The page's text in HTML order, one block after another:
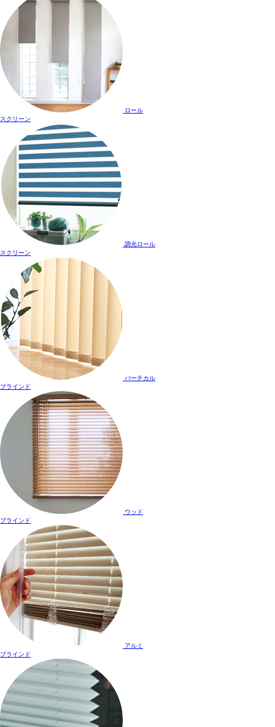
ロール
スクリーン
調光ロール
スクリーン
バーチカル
ブラインド
ウッド
ブラインド
アルミ
ブラインド